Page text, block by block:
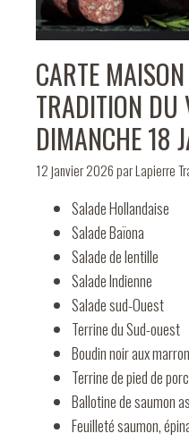
CARTE
TRADITION DU
DIMANCHE 18
12 janvier 2026parLapierre
Salade Hollandaise
Salade Baïona
Salade de lentille
Salade Indienne
Salade sud-Ouest
Terrine du Sud-ouest
Boudin noir aux
Terrine de pied de
Ballotine de
Feuilleté saumon,